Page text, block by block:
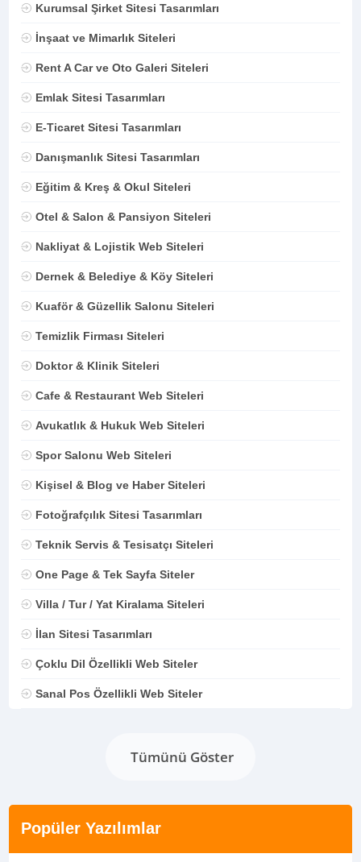
Kurumsal Şirket Sitesi Tasarımları
İnşaat ve Mimarlık Siteleri
Rent A Car ve Oto Galeri Siteleri
Emlak Sitesi Tasarımları
E-Ticaret Sitesi Tasarımları
Danışmanlık Sitesi Tasarımları
Eğitim & Kreş & Okul Siteleri
Otel & Salon & Pansiyon Siteleri
Nakliyat & Lojistik Web Siteleri
Dernek & Belediye & Köy Siteleri
Kuaför & Güzellik Salonu Siteleri
Temizlik Firması Siteleri
Doktor & Klinik Siteleri
Cafe & Restaurant Web Siteleri
Avukatlık & Hukuk Web Siteleri
Spor Salonu Web Siteleri
Kişisel & Blog ve Haber Siteleri
Fotoğrafçılık Sitesi Tasarımları
Teknik Servis & Tesisatçı Siteleri
One Page & Tek Sayfa Siteler
Villa / Tur / Yat Kiralama Siteleri
İlan Sitesi Tasarımları
Çoklu Dil Özellikli Web Siteler
Sanal Pos Özellikli Web Siteler
Tümünü Göster
Popüler Yazılımlar